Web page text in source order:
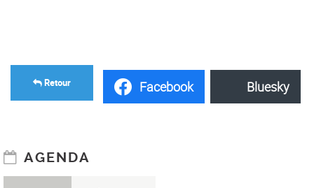
Facebook Bluesky
Retour
AGENDA